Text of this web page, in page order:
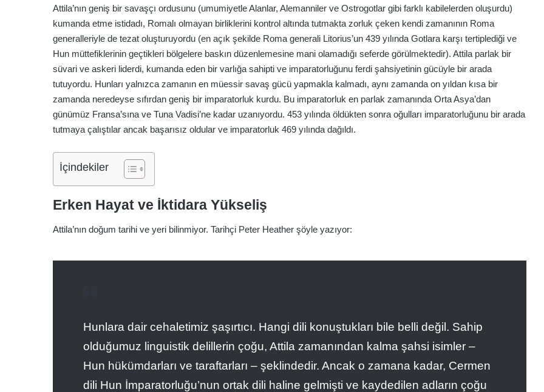
Attila’nın geniş bir savaşçı ordusunu (umumiyetle Alanlar, Alemanniler ve Ostrogotlar gibi farklı kabilelerden oluşurdu)
kumanda etme istidadı, Romalı olmayan birliklerini kontrol altında tutmakta zorluk çeken kendi zamanının Roma
generalleriyle de tezat oluşturuyordu (en açık şekilde Roma generali Litorius’un 439 yılında Gotlara karşı tertiplediği ve
Hun müttefiklerinin geçtikleri bölgelere baskın düzenlemesine mani olamadığı seferde görülmektedir). Attila parlak bir
süvari ve askeri liderdi, kumanda eden bir varlığa sahipti ve imparatorluğunu ferdi şahsiyetinin gücüyle bir arada
tutuyordu. Hunları yalnızca zamanın en müessir savaş gücü yapmakla kalmadı, aynı zamanda on yıldan kısa bir
zamanda neredeyse sıfırdan geniş bir imparatorluk kurdu. Bu imparatorluk en parlak zamanında Orta Asya’dan
günümüz Fransa’sına ve Tuna Vadisi’ne kadar uzanıyordu. 453 yılında öldükten sonra oğulları imparatorluğunu bir arada
tutmaya çalıştılar ancak başarısız oldular ve imparatorluk 469 yılında dağıldı.
İçindekiler
Erken Hayat ve İktidara Yükseliş
Attila’nın doğum tarihi ve yeri bilinmiyor. Tarihçi Peter Heather şöyle yazıyor:
Hunlara dair cehaletimiz şaşırtıcı. Hangi dili konuştukları bile belli değil. Sahip
olduğumuz linguistik delillerin çoğu, Attila zamanından kalma şahsi isimler –
Hun hükümdarları ve taraftarları – şeklindedir. Ancak o zamana kadar, Cermen
dili Hun İmparatorluğu’nun ortak dili haline gelmişti ve kaydedilen adların çoğu